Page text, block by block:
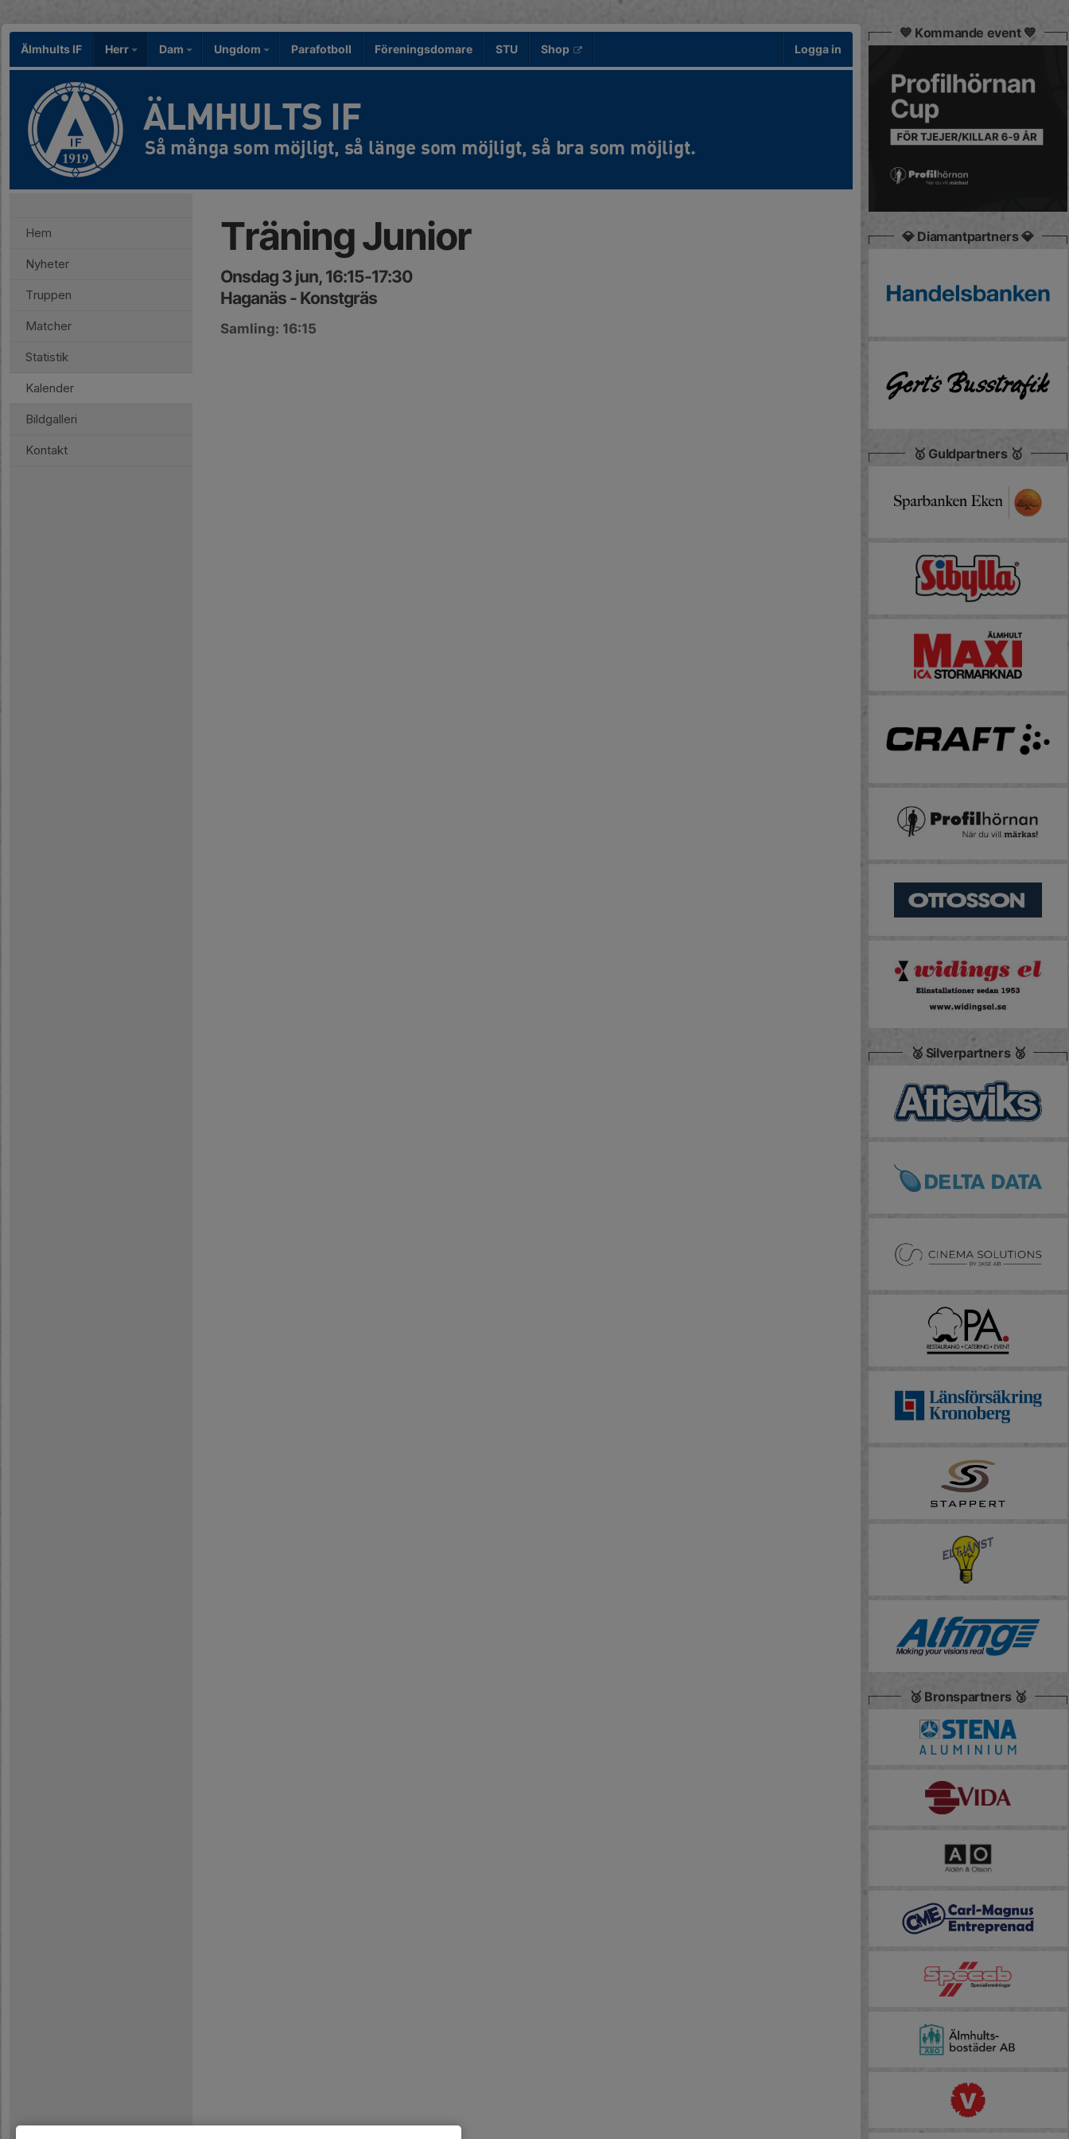
Älmhults IF Herr Dam Ungdom Parafotboll Föreningsdomare STU Shop Logga in
ÄLMHULTS IF
Hem
Nyheter
Truppen
Matcher
Statistik
Kalender
Bildgalleri
Kontakt
Träning Junior
Onsdag 3 jun, 16:15-17:30
Haganäs - Konstgräs
Samling: 16:15
💙 Kommande event 💙
💎 Diamantpartners 💎
🥇 Guldpartners 🥇
🥈 Silverpartners 🥈
🥉 Bronspartners 🥉